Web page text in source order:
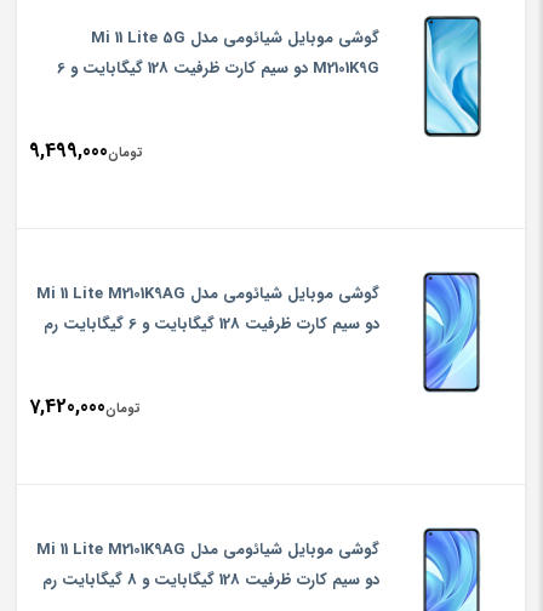
گوشی موبایل شیائومی مدل Mi 11 Lite 5G
M2101K9G دو سیم‌ کارت ظرفیت 128 گیگابایت و 6
تومان9,499,000
گوشی موبایل شیائومی مدل Mi 11 Lite M2101K9AG
دو سیم‌ کارت ظرفیت 128 گیگابایت و 6 گیگابایت رم
تومان7,420,000
گوشی موبایل شیائومی مدل Mi 11 Lite M2101K9AG
دو سیم‌ کارت ظرفیت 128 گیگابایت و 8 گیگابایت رم